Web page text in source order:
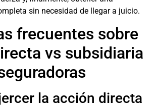
sin necesidad de llegar a juicio.
frecuentes sobre
vs subsidiaria
la acción directa